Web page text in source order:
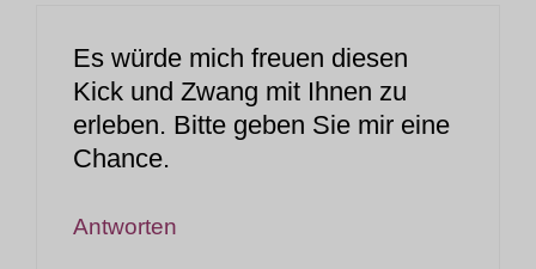
Es würde mich freuen diesen
Kick und Zwang mit Ihnen zu
erleben. Bitte geben Sie mir eine
Chance.
Antworten